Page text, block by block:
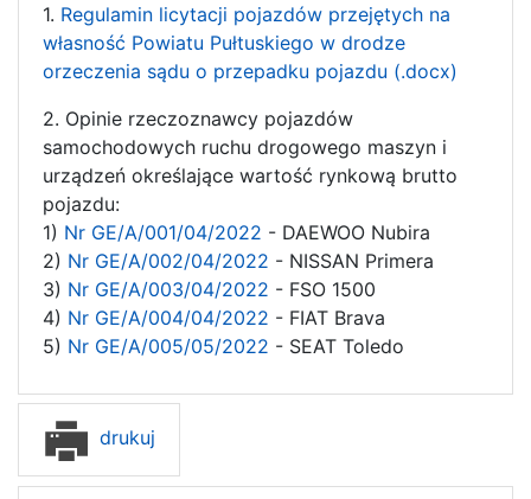
1. Regulamin licytacji pojazdów przejętych na
własność Powiatu Pułtuskiego w drodze
orzeczenia sądu o przepadku pojazdu (.docx)
2. Opinie rzeczoznawcy pojazdów
samochodowych ruchu drogowego maszyn i
urządzeń określające wartość rynkową brutto
pojazdu:
1) Nr GE/A/001/04/2022 - DAEWOO Nubira
2) Nr GE/A/002/04/2022 - NISSAN Primera
3) Nr GE/A/003/04/2022 - FSO 1500
4) Nr GE/A/004/04/2022 - FIAT Brava
5) Nr GE/A/005/05/2022 - SEAT Toledo
drukuj